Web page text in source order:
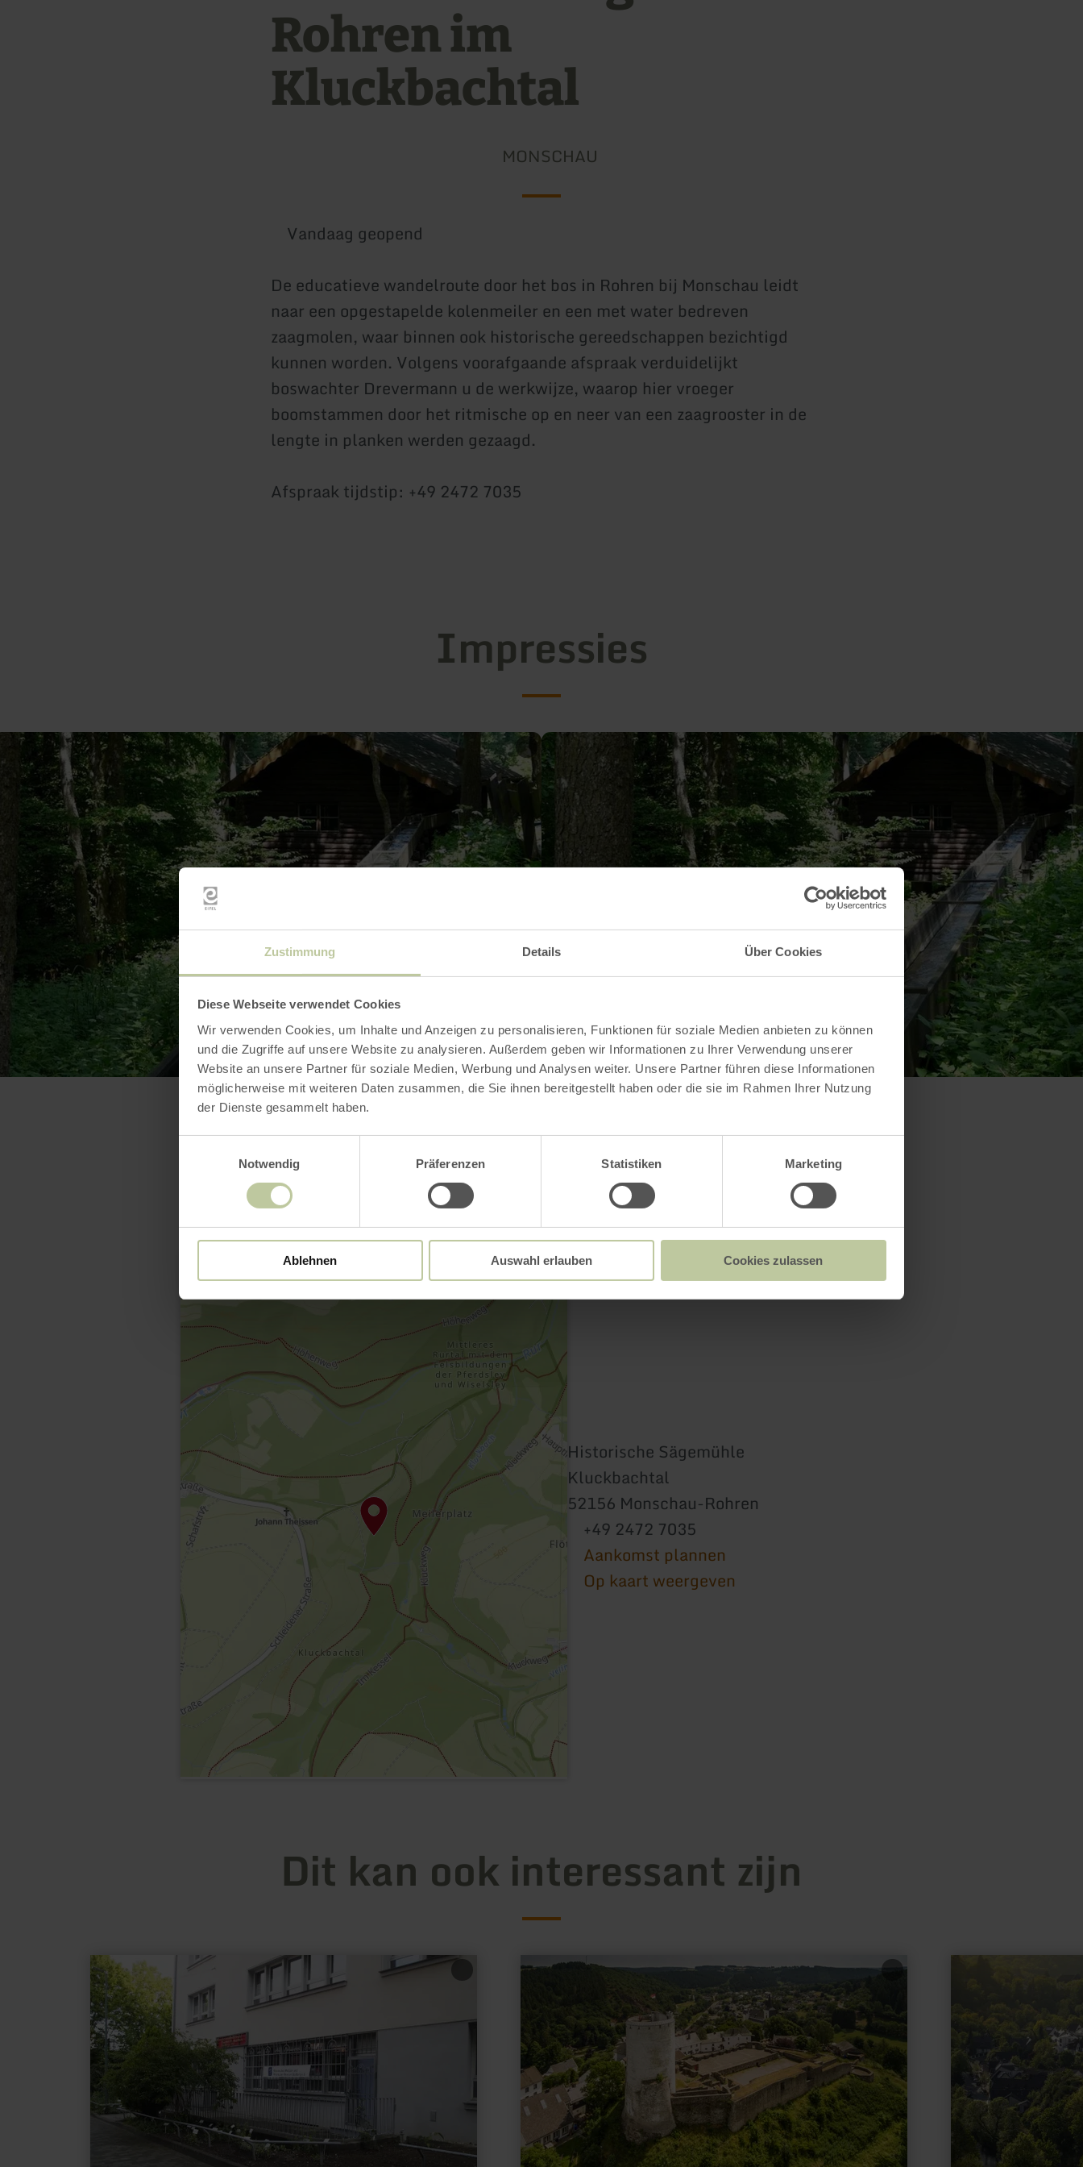
Zustimmung Details Über Cookies
Diese Webseite verwendet Cookies
Wir verwenden Cookies, um Inhalte und Anzeigen zu personalisieren, Funktionen für soziale Medien anbieten zu können
und die Zugriffe auf unsere Website zu analysieren. Außerdem geben wir Informationen zu Ihrer Verwendung unserer
Website an unsere Partner für soziale Medien, Werbung und Analysen weiter. Unsere Partner führen diese Informationen
möglicherweise mit weiteren Daten zusammen, die Sie ihnen bereitgestellt haben oder die sie im Rahmen Ihrer Nutzung
der Dienste gesammelt haben.
Notwendig
Präferenzen Statistiken Marketing
Ablehnen Auswahl erlauben Cookies zulassen
Rohren im
Kluckbachtal
MONSCHAU
Vandaag geopend
De educatieve wandelroute door het bos in Rohren bij Monschau leidt
naar een opgestapelde kolenmeiler en een met water bedreven
zaagmolen, waar binnen ook historische gereedschappen bezichtigd
kunnen worden. Volgens voorafgaande afspraak verduidelijkt
boswachter Drevermann u de werkwijze, waarop hier vroeger
boomstammen door het ritmische op en neer van een zaagrooster in de
lengte in planken werden gezaagd.
Afspraak tijdstip: +49 2472 7035
Impressies
Contact
Historische Sägemühle
Kluckbachtal
52156 Monschau-Rohren
+49 2472 7035
Aankomst plannen
Op kaart weergeven
Dit kan ook interessant zijn
meer
informatie
over:
Rheinisches
Medizin-
und
Pharmazie-
Museum
Stolberg
informatie
Heimbach